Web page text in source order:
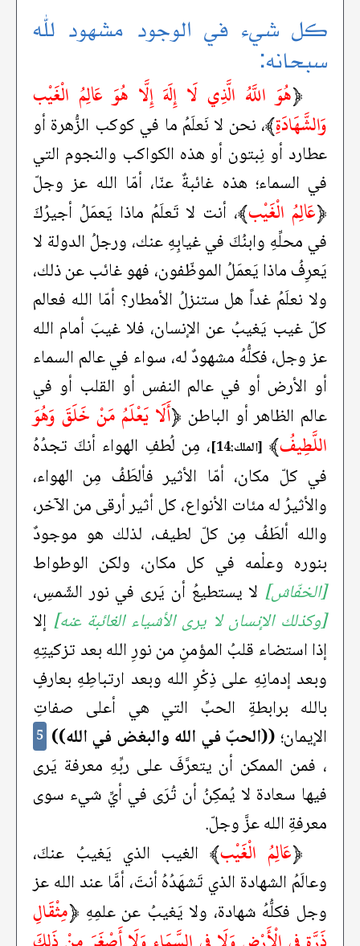
كل شيء في الوجود مشهود لله
سبحانه:
﴿هُوَ اللَّهُ الَّذِي لَا إِلَهَ إِلَّا هُوَ عَالِمُ الْغَيْب
وَالشَّهَادَةِ﴾، نحن لا نَعلَمُ ما في كوكب الزُّهرة أو
عطارد أو نِبتون أو هذه الكواكب والنجوم التي
في السماء؛ هذه غائبةٌ عنّا، أمّا الله عز وجلّ
﴿عَالِمُ الْغَيْب﴾، أنت لا تَعلَمُ ماذا يَعمَلُ أجيرُكَ
في محلِّهِ وابنُكَ في غيابِهِ عنك، ورجلُ الدولة لا
يَعرِفُ ماذا يَعمَلُ الموظّفون، فهو غائب عن ذلك،
ولا نعلَمُ غداً هل ستنزلُ الأمطار؟ أمّا الله فعالم
كلّ غيب يَغيبُ عن الإنسان، فلا غيبَ أمام الله
عز وجل، فكلُّهُ مشهودٌ له، سواء في عالم السماء
أو الأرض أو في عالم النفس أو القلب أو في
عالم الظاهر أو الباطن ﴿أَلَا يَعْلَمُ مَنْ خَلَقَ وَهُوَ
اللَّطِيفُ﴾ [الملك:14]
، مِن لُطفِ الهواء أنكَ تجدُهُ
في كلّ مكان، أمّا الأثير فألطَفُ مِن الهواء،
والأثيرُ له مئات الأنواع، كل أثير أرقى من الآخر،
والله ألطَفُ مِن كلّ لطيف، لذلك هو موجودٌ
بنوره وعلْمه في كل مكان، ولكن الوطواط
[الخفّاش] لا يستطيعُ أن يَرى في نور الشّمسِ،
[وكذلك الإنسان لا يرى الأشياء الغائبة عنه] إلا
إذا استضاء قلبُ المؤمنِ من نورِ الله بعد تزكيتِهِ
وبعد إدمانِهِ على ذِكْرِ الله وبعد ارتباطِهِ بعارفٍ
بالله برابطةِ الحبِّ التي هي أعلى صفاتِ
الإيمان؛ ((الحبّ في الله والبغض في الله)) 5
، فمن الممكن أن يتعرَّفَ على ربِّهِ معرفة يَرى
فيها سعادة لا يُمكِنُ أن تُرَى في أيِّ شيء سوى
معرفةِ الله عزَّ وجلّ.
﴿عَالِمُ الْغَيْب﴾الغيب الذي يَغيبُ عنكَ،
وعالَمُ الشهادة الذي تَشهَدُهُ أنتَ، أمَّا عند الله عز
وجل فكلُّهُ شهادة، ولا يَغيبُ عن علمِهِ ﴿مِثْقَالِ